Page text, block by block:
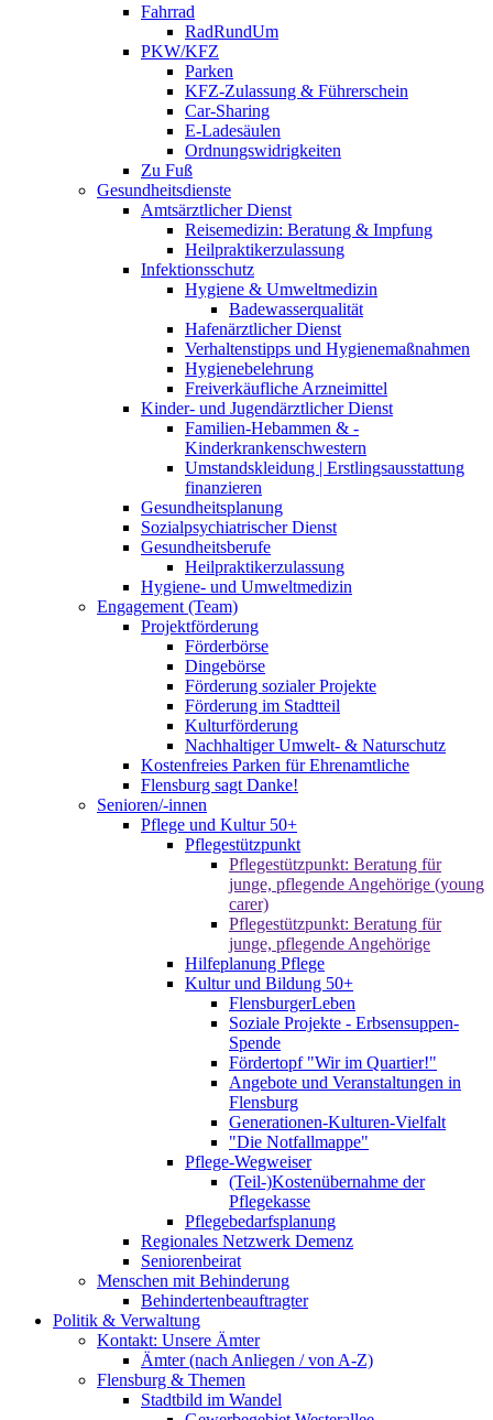
Fahrrad
RadRundUm
PKW/KFZ
Parken
KFZ-Zulassung & Führerschein
Car-Sharing
E-Ladesäulen
Ordnungswidrigkeiten
Zu Fuß
Gesundheitsdienste
Amtsärztlicher Dienst
Reisemedizin: Beratung & Impfung
Heilpraktikerzulassung
Infektionsschutz
Hygiene & Umweltmedizin
Badewasserqualität
Hafenärztlicher Dienst
Verhaltenstipps und Hygienemaßnahmen
Hygienebelehrung
Freiverkäufliche Arzneimittel
Kinder- und Jugendärztlicher Dienst
Familien-Hebammen & -
Kinderkrankenschwestern
Umstandskleidung | Erstlingsausstattung
finanzieren
Gesundheitsplanung
Sozialpsychiatrischer Dienst
Gesundheitsberufe
Heilpraktikerzulassung
Hygiene- und Umweltmedizin
Engagement (Team)
Projektförderung
Förderbörse
Dingebörse
Förderung sozialer Projekte
Förderung im Stadtteil
Kulturförderung
Nachhaltiger Umwelt- & Naturschutz
Kostenfreies Parken für Ehrenamtliche
Flensburg sagt Danke!
Senioren/-innen
Pflege und Kultur 50+
Pflegestützpunkt
Pflegestützpunkt: Beratung für
junge, pflegende Angehörige (young
carer)
Pflegestützpunkt: Beratung für
junge, pflegende Angehörige
Hilfeplanung Pflege
Kultur und Bildung 50+
FlensburgerLeben
Soziale Projekte - Erbsensuppen-
Spende
Fördertopf "Wir im Quartier!"
Angebote und Veranstaltungen in
Flensburg
Generationen-Kulturen-Vielfalt
"Die Notfallmappe"
Pflege-Wegweiser
(Teil-)Kostenübernahme der
Pflegekasse
Pflegebedarfsplanung
Regionales Netzwerk Demenz
Seniorenbeirat
Menschen mit Behinderung
Behindertenbeauftragter
Politik & Verwaltung
Kontakt: Unsere Ämter
Ämter (nach Anliegen / von A-Z)
Flensburg & Themen
Stadtbild im Wandel